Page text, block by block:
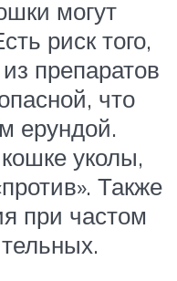
могут
риск того,
препаратов
что
ерундой.
уколы,
Также
при частом